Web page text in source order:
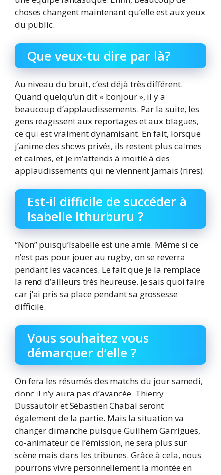
choses changent maintenant qu’elle est aux yeux
du public.
Que veux-tu dire par là?
Au niveau du bruit, c’est déjà très différent.
Quand quelqu’un dit « bonjour », il y a
beaucoup d’applaudissements. Par la suite, les
gens réagissent aux reportages et aux blagues,
ce qui est vraiment dynamisant. En fait, lorsque
j’anime des shows privés, ils restent plus calmes
et calmes, et je m’attends à moitié à des
applaudissements qui ne viennent jamais (rires).
Est-il difficile de succéder à
Isabelle Ithurburu ?
“Non” puisqu’Isabelle est une amie. Même si ce
n’est pas pour jouer au rugby, on se reverra
pendant les vacances. Le fait que je la remplace
la rend d’ailleurs très heureuse. Je sais quoi faire
car j’ai pris sa place pendant sa grossesse
difficile.
Vous souhaitez vous
démarquer d’elle ?
On fera les résumés des matchs du jour samedi,
donc il n’y aura pas d’avancée. Thierry
Dussautoir et Sébastien Chabal seront
également de la partie. Mais la situation va
changer dimanche puisque Guilhem Garrigues,
co-animateur de l’émission, ne sera plus sur
scène mais dans les tribunes. Grâce à cela, nous
pourrons vivre personnellement la montée en